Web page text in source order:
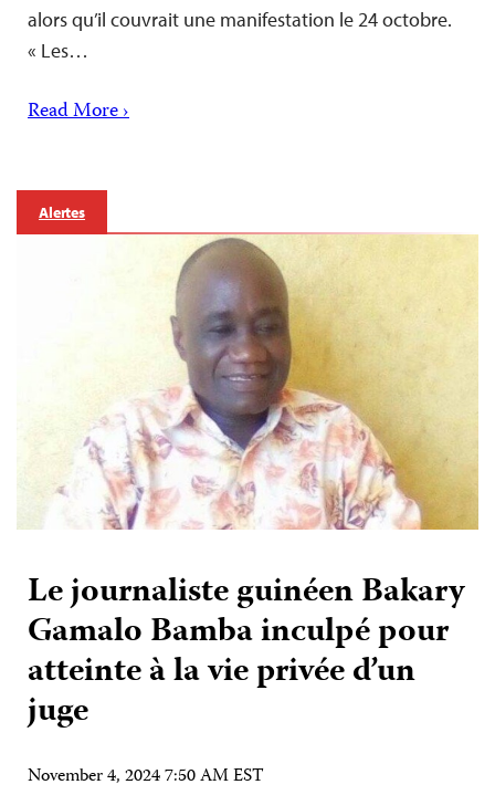
alors qu’il couvrait une manifestation le 24 octobre.
« Les…
Read More ›
Alertes
Le journaliste guinéen Bakary
Gamalo Bamba inculpé pour
atteinte à la vie privée d’un
juge
November 4, 2024 7:50 AM EST